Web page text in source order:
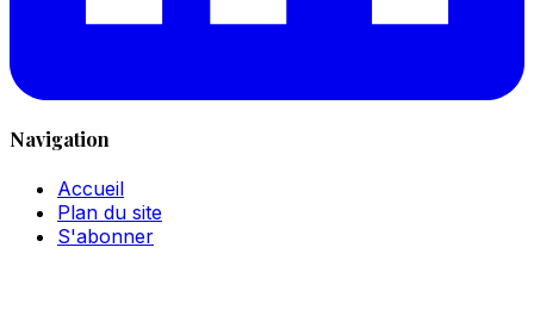
Navigation
Accueil
Plan du site
S'abonner